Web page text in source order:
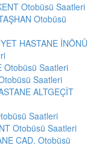
Otobüsü Saatleri
Otobüsü
HASTANE İNÖNÜ
Otobüsü Saatleri
Saatleri
ALTGEÇİT
Saatleri
Otobüsü Saatleri
CAD. Otobüsü